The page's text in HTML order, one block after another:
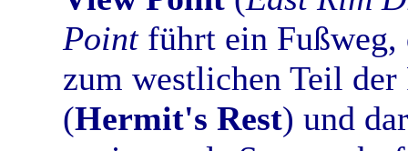
Pointführt ein
zum westlichen Teil der
(Hermit's Rest) und